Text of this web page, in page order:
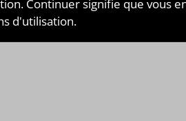
Continuer signifie que vous
d'utilisation.